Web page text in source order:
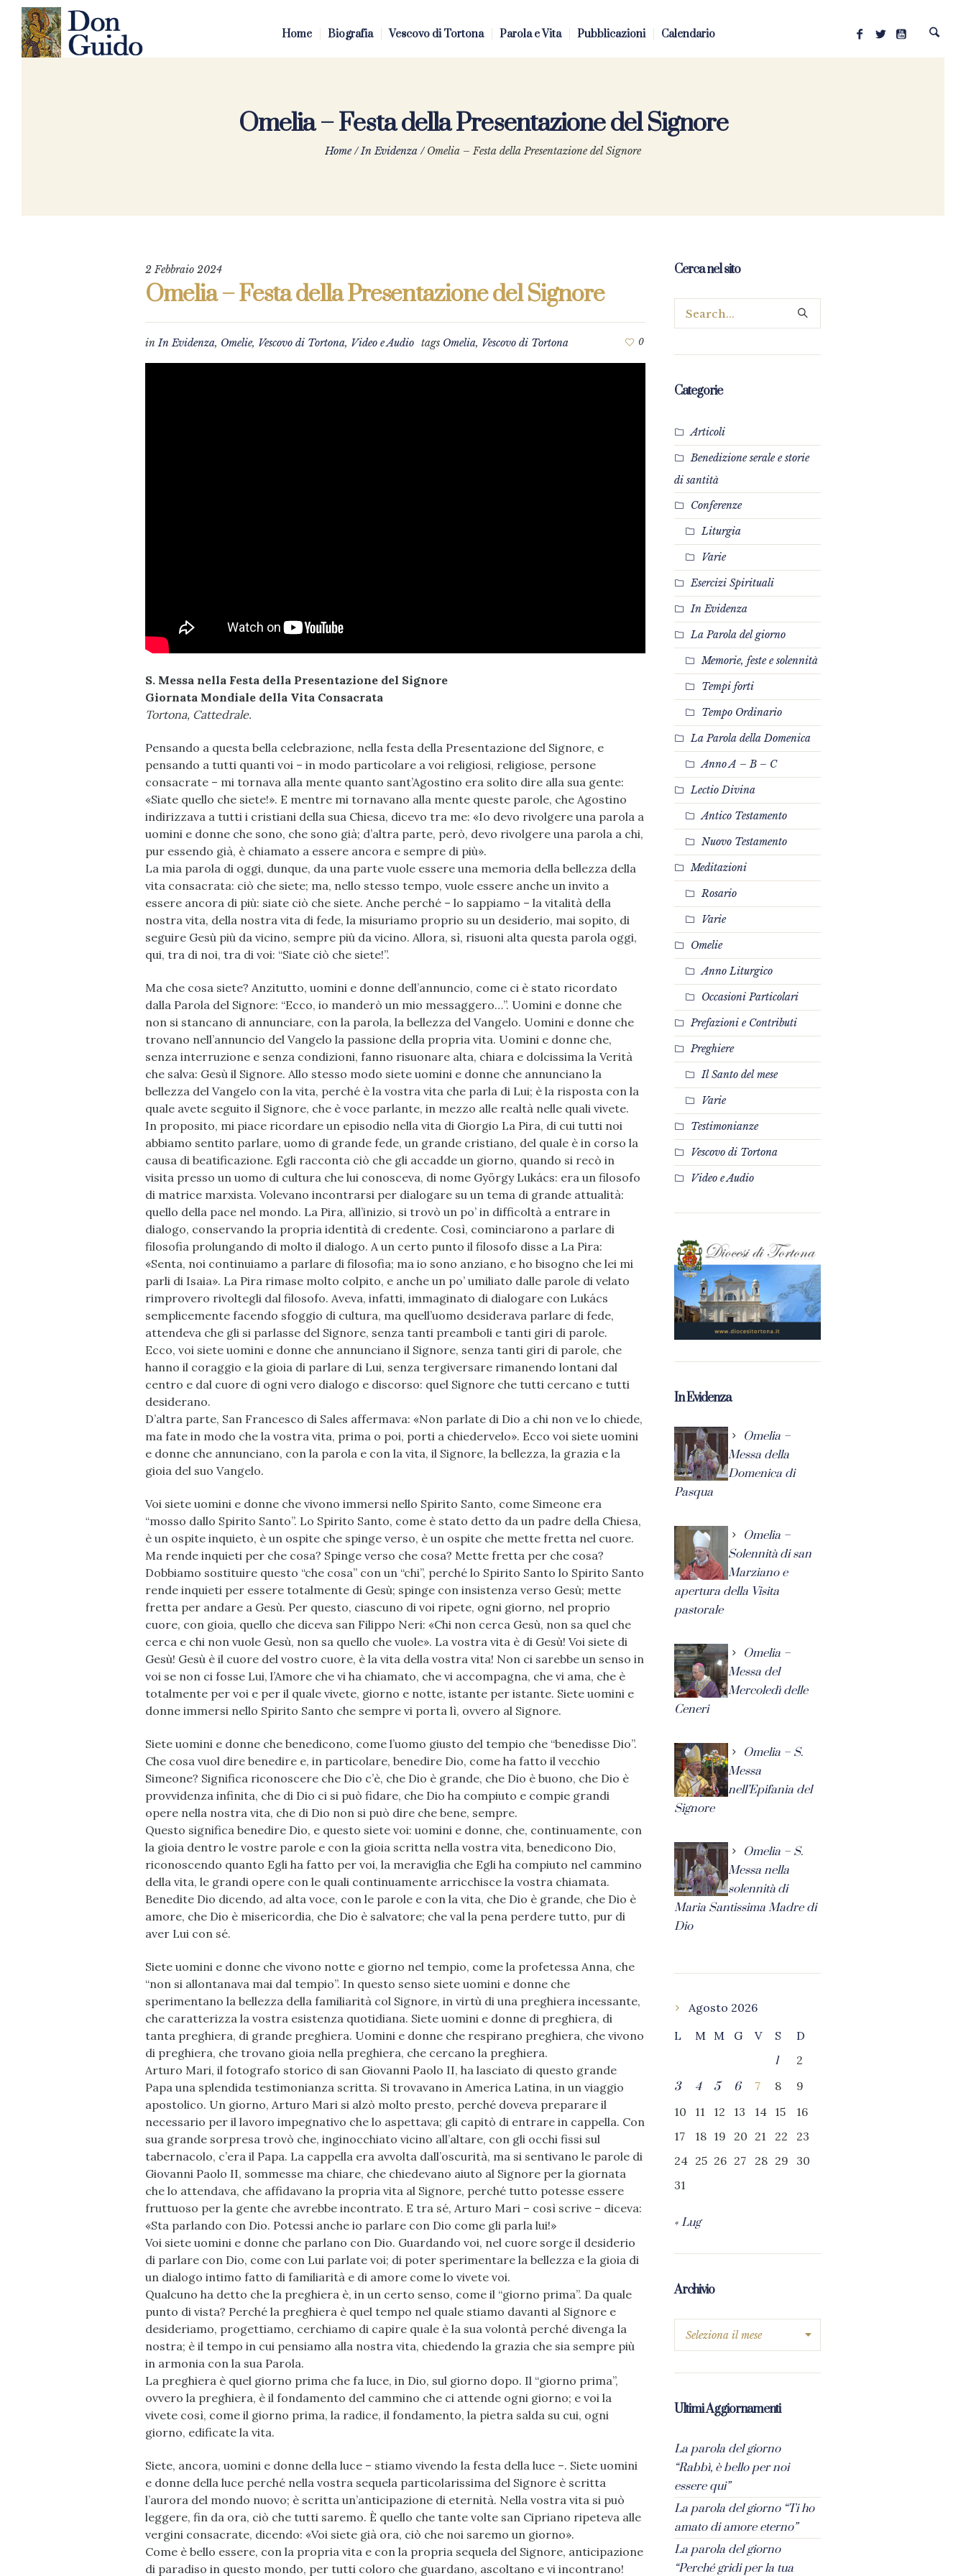
Home Biografia Vescovo di Tortona Parola e Vita Pubblicazioni Calendario
Omelia – Festa della Presentazione del Signore
Home /In Evidenza /Omelia – Festa della Presentazione del Signore
2 Febbraio 2024
Omelia – Festa della Presentazione del Signore
inIn Evidenza, Omelie, Vescovo di Tortona, Video e Audio tags Omelia, Vescovo di Tortona 0
S. Messa nella Festa della Presentazione del Signore
Giornata Mondiale della Vita Consacrata
Tortona, Cattedrale.
Pensando a questa bella celebrazione, nella festa della Presentazione del Signore, e
pensando a tutti quanti voi – in modo particolare a voi religiosi, religiose, persone
consacrate – mi tornava alla mente quanto sant’Agostino era solito dire alla sua gente:
«Siate quello che siete!». E mentre mi tornavano alla mente queste parole, che Agostino
indirizzava a tutti i cristiani della sua Chiesa, dicevo tra me: «Io devo rivolgere una parola a
uomini e donne che sono, che sono già; d’altra parte, però, devo rivolgere una parola a chi,
pur essendo già, è chiamato a essere ancora e sempre di più».
La mia parola di oggi, dunque, da una parte vuole essere una memoria della bellezza della
vita consacrata: ciò che siete; ma, nello stesso tempo, vuole essere anche un invito a
essere ancora di più: siate ciò che siete. Anche perché – lo sappiamo – la vitalità della
nostra vita, della nostra vita di fede, la misuriamo proprio su un desiderio, mai sopito, di
seguire Gesù più da vicino, sempre più da vicino. Allora, sì, risuoni alta questa parola oggi,
qui, tra di noi, tra di voi: “Siate ciò che siete!”.
Ma che cosa siete? Anzitutto, uomini e donne dell’annuncio, come ci è stato ricordato
dalla Parola del Signore: “Ecco, io manderò un mio messaggero…”. Uomini e donne che
non si stancano di annunciare, con la parola, la bellezza del Vangelo. Uomini e donne che
trovano nell’annuncio del Vangelo la passione della propria vita. Uomini e donne che,
senza interruzione e senza condizioni, fanno risuonare alta, chiara e dolcissima la Verità
che salva: Gesù il Signore. Allo stesso modo siete uomini e donne che annunciano la
bellezza del Vangelo con la vita, perché è la vostra vita che parla di Lui; è la risposta con la
quale avete seguito il Signore, che è voce parlante, in mezzo alle realtà nelle quali vivete.
In proposito, mi piace ricordare un episodio nella vita di Giorgio La Pira, di cui tutti noi
abbiamo sentito parlare, uomo di grande fede, un grande cristiano, del quale è in corso la
causa di beatificazione. Egli racconta ciò che gli accadde un giorno, quando si recò in
visita presso un uomo di cultura che lui conosceva, di nome György Lukács: era un filosofo
di matrice marxista. Volevano incontrarsi per dialogare su un tema di grande attualità:
quello della pace nel mondo. La Pira, all’inizio, si trovò un po’ in difficoltà a entrare in
dialogo, conservando la propria identità di credente. Così, cominciarono a parlare di
filosofia prolungando di molto il dialogo. A un certo punto il filosofo disse a La Pira:
«Senta, noi continuiamo a parlare di filosofia; ma io sono anziano, e ho bisogno che lei mi
parli di Isaia». La Pira rimase molto colpito, e anche un po’ umiliato dalle parole di velato
rimprovero rivoltegli dal filosofo. Aveva, infatti, immaginato di dialogare con Lukács
semplicemente facendo sfoggio di cultura, ma quell’uomo desiderava parlare di fede,
attendeva che gli si parlasse del Signore, senza tanti preamboli e tanti giri di parole.
Ecco, voi siete uomini e donne che annunciano il Signore, senza tanti giri di parole, che
hanno il coraggio e la gioia di parlare di Lui, senza tergiversare rimanendo lontani dal
centro e dal cuore di ogni vero dialogo e discorso: quel Signore che tutti cercano e tutti
desiderano.
D’altra parte, San Francesco di Sales affermava: «Non parlate di Dio a chi non ve lo chiede,
ma fate in modo che la vostra vita, prima o poi, porti a chiedervelo». Ecco voi siete uomini
e donne che annunciano, con la parola e con la vita, il Signore, la bellezza, la grazia e la
gioia del suo Vangelo.
Voi siete uomini e donne che vivono immersi nello Spirito Santo, come Simeone era
“mosso dallo Spirito Santo”. Lo Spirito Santo, come è stato detto da un padre della Chiesa,
è un ospite inquieto, è un ospite che spinge verso, è un ospite che mette fretta nel cuore.
Ma rende inquieti per che cosa? Spinge verso che cosa? Mette fretta per che cosa?
Dobbiamo sostituire questo “che cosa” con un “chi”, perché lo Spirito Santo lo Spirito Santo
rende inquieti per essere totalmente di Gesù; spinge con insistenza verso Gesù; mette
fretta per andare a Gesù. Per questo, ciascuno di voi ripete, ogni giorno, nel proprio
cuore, con gioia, quello che diceva san Filippo Neri: «Chi non cerca Gesù, non sa quel che
cerca e chi non vuole Gesù, non sa quello che vuole». La vostra vita è di Gesù! Voi siete di
Gesù! Gesù è il cuore del vostro cuore, è la vita della vostra vita! Non ci sarebbe un senso in
voi se non ci fosse Lui, l’Amore che vi ha chiamato, che vi accompagna, che vi ama, che è
totalmente per voi e per il quale vivete, giorno e notte, istante per istante. Siete uomini e
donne immersi nello Spirito Santo che sempre vi porta lì, ovvero al Signore.
Siete uomini e donne che benedicono, come l’uomo giusto del tempio che “benedisse Dio”.
Che cosa vuol dire benedire e, in particolare, benedire Dio, come ha fatto il vecchio
Simeone? Significa riconoscere che Dio c’è, che Dio è grande, che Dio è buono, che Dio è
provvidenza infinita, che di Dio ci si può fidare, che Dio ha compiuto e compie grandi
opere nella nostra vita, che di Dio non si può dire che bene, sempre.
Questo significa benedire Dio, e questo siete voi: uomini e donne, che, continuamente, con
la gioia dentro le vostre parole e con la gioia scritta nella vostra vita, benedicono Dio,
riconoscendo quanto Egli ha fatto per voi, la meraviglia che Egli ha compiuto nel cammino
della vita, le grandi opere con le quali continuamente arricchisce la vostra chiamata.
Benedite Dio dicendo, ad alta voce, con le parole e con la vita, che Dio è grande, che Dio è
amore, che Dio è misericordia, che Dio è salvatore; che val la pena perdere tutto, pur di
aver Lui con sé.
Siete uomini e donne che vivono notte e giorno nel tempio, come la profetessa Anna, che
“non si allontanava mai dal tempio”. In questo senso siete uomini e donne che
sperimentano la bellezza della familiarità col Signore, in virtù di una preghiera incessante,
che caratterizza la vostra esistenza quotidiana. Siete uomini e donne di preghiera, di
tanta preghiera, di grande preghiera. Uomini e donne che respirano preghiera, che vivono
di preghiera, che trovano gioia nella preghiera, che cercano la preghiera.
Arturo Mari, il fotografo storico di san Giovanni Paolo II, ha lasciato di questo grande
Papa una splendida testimonianza scritta. Si trovavano in America Latina, in un viaggio
apostolico. Un giorno, Arturo Mari si alzò molto presto, perché doveva preparare il
necessario per il lavoro impegnativo che lo aspettava; gli capitò di entrare in cappella. Con
sua grande sorpresa trovò che, inginocchiato vicino all’altare, con gli occhi fissi sul
tabernacolo, c’era il Papa. La cappella era avvolta dall’oscurità, ma si sentivano le parole di
Giovanni Paolo II, sommesse ma chiare, che chiedevano aiuto al Signore per la giornata
che lo attendava, che affidavano la propria vita al Signore, perché tutto potesse essere
fruttuoso per la gente che avrebbe incontrato. E tra sé, Arturo Mari – così scrive – diceva:
«Sta parlando con Dio. Potessi anche io parlare con Dio come gli parla lui!»
Voi siete uomini e donne che parlano con Dio. Guardando voi, nel cuore sorge il desiderio
di parlare con Dio, come con Lui parlate voi; di poter sperimentare la bellezza e la gioia di
un dialogo intimo fatto di familiarità e di amore come lo vivete voi.
Qualcuno ha detto che la preghiera è, in un certo senso, come il “giorno prima”. Da quale
punto di vista? Perché la preghiera è quel tempo nel quale stiamo davanti al Signore e
desideriamo, progettiamo, cerchiamo di capire quale è la sua volontà perché divenga la
nostra; è il tempo in cui pensiamo alla nostra vita, chiedendo la grazia che sia sempre più
in armonia con la sua Parola.
La preghiera è quel giorno prima che fa luce, in Dio, sul giorno dopo. Il “giorno prima”,
ovvero la preghiera, è il fondamento del cammino che ci attende ogni giorno; e voi la
vivete così, come il giorno prima, la radice, il fondamento, la pietra salda su cui, ogni
giorno, edificate la vita.
Siete, ancora, uomini e donne della luce – stiamo vivendo la festa della luce –. Siete uomini
e donne della luce perché nella vostra sequela particolarissima del Signore è scritta
l’aurora del mondo nuovo; è scritta un’anticipazione di eternità. Nella vostra vita si può
leggere, fin da ora, ciò che tutti saremo. È quello che tante volte san Cipriano ripeteva alle
vergini consacrate, dicendo: «Voi siete già ora, ciò che noi saremo un giorno».
Come è bello essere, con la propria vita e con la propria sequela del Signore, anticipazione
di paradiso in questo mondo, per tutti coloro che guardano, ascoltano e vi incontrano!
Cerca nel sito
Categorie
Articoli
Benedizione serale e storie
di santità
Conferenze
Liturgia
Varie
Esercizi Spirituali
In Evidenza
La Parola del giorno
Memorie, feste e solennità
Tempi forti
Tempo Ordinario
La Parola della Domenica
Anno A – B – C
Lectio Divina
Antico Testamento
Nuovo Testamento
Meditazioni
Rosario
Varie
Omelie
Anno Liturgico
Occasioni Particolari
Prefazioni e Contributi
Preghiere
Il Santo del mese
Varie
Testimonianze
Vescovo di Tortona
Video e Audio
In Evidenza
Omelia –
Messa della
Domenica di
Pasqua
Omelia –
Solennità di san
Marziano e
apertura della Visita
pastorale
Omelia –
Messa del
Mercoledì delle
Ceneri
Omelia – S.
Messa
nell’Epifania del
Signore
Omelia – S.
Messa nella
solennità di
Maria Santissima Madre di
Dio
Agosto 2026
L
M M G V S
D
1
2
3
4 5 6 7 8
9
10
11 12 13 14 15
16
17
18 19 20 21 22
23
24 25 26 27 28 29
30
31
« Lug
Archivio
Ultimi Aggiornamenti
La parola del giorno
“Rabbì, è bello per noi
essere qui”
La parola del giorno “Ti ho
amato di amore eterno”
La parola del giorno
“Perché gridi per la tua